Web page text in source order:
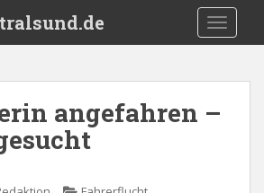
angefahren –